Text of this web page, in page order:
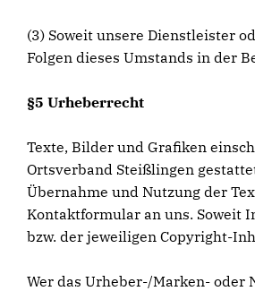
(3) Soweit unsere Dienstleister
Folgen dieses Umstands in der
§5 Urheberrecht
Texte, Bilder und Grafiken
Ortsverband Steißlingen
Übernahme und Nutzung der
Kontaktformular an uns. Soweit
bzw. der jeweiligen Copyright-
Wer das Urheber-/Marken- oder